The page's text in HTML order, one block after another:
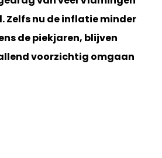
Zelfs nu de inflatie minder
de piekjaren, blijven
voorzichtig omgaan